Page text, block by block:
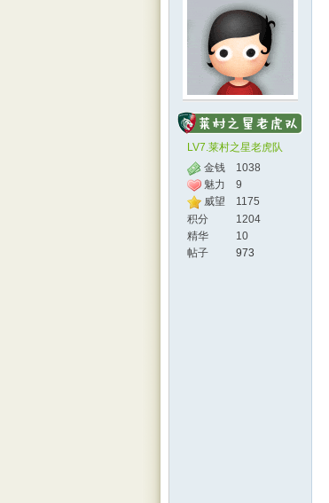
LV7.莱村之星老虎队
金钱
1038
魅力
9
威望
1175
积分
1204
精华
10
帖子
973